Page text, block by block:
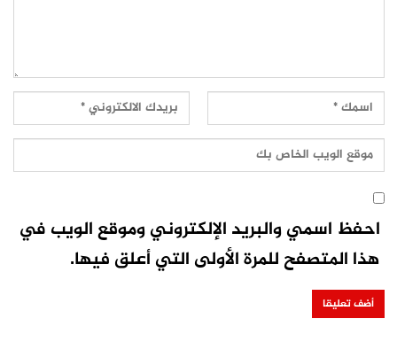
احفظ اسمي والبريد الإلكتروني وموقع الويب في
هذا المتصفح للمرة الأولى التي أعلق فيها.